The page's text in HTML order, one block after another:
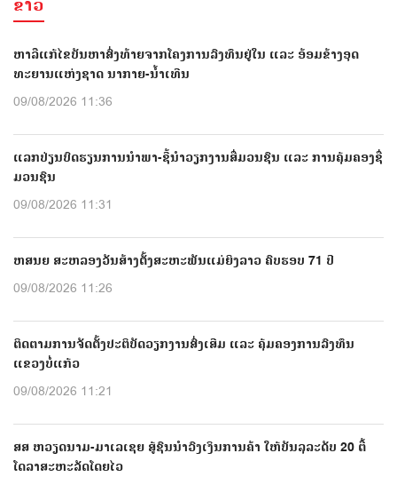
ຂ່າວ
ຫາລືແກ້ໄຂບັນຫາສົ່ງທ້າຍຈາກໂຄງການລົງທຶນຢູ່ໃນ ແລະ ອ້ອມຂ້າງອຸດ
ທະຍານແຫ່ງຊາດ ນາກາຍ-ນໍ້າເທີນ
09/08/2026 11:36
ແລກປ່ຽນບົດຮຽນການນຳພາ-ຊີ້ນຳວຽກງານສື່ມວນຊົນ ແລະ ການຄຸ້ມຄອງຊື່
ມວນຊົນ
09/08/2026 11:31
ຫສນຍ ສະຫລອງວັນສ້າງຕັ້ງສະຫະພັນແມ່ຍິງລາວ ຄົບຮອບ 71 ປີ
09/08/2026 11:26
ຕິດຕາມການຈັດຕັ້ງປະຕິບັດວຽກງານສົ່ງເສີມ ແລະ ຄຸ້ມຄອງການລົງທຶນ
ແຂວງບໍ່ແກ້ວ
09/08/2026 11:21
ສສ ຫວຽດນາມ-ມາເລເຊຍ ສູ້ຊົນນຳວົງເງິນການຄ້າ ໃຫ້ບັນລຸລະດັບ 20 ຕື້
ໂດລາສະຫະລັດໂດຍໄວ